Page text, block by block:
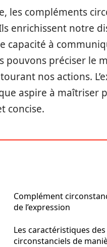
les compléments
enrichissent notre
capacité à
pouvons préciser le
nos actions.
aspire à maîtriser
concise.
Complément
de l’expression
Les caractéristiques
circonstanciels de